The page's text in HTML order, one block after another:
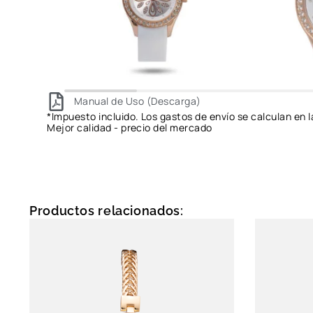
Manual de Uso (Descarga)
*Impuesto incluido. Los gastos de envío se calculan en
Mejor calidad - precio del mercado
Productos relacionados: